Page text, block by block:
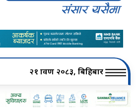
२१ श्रावण २०८३, बिहिबार